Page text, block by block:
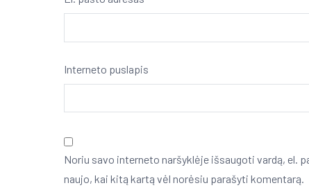
Interneto puslapis
Noriu savo interneto naršyklėje išsaugoti vardą, el.
naujo, kai kitą kartą vėl norėsiu parašyti komentarą.